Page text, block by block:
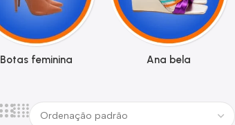
Botas feminina Ana bela